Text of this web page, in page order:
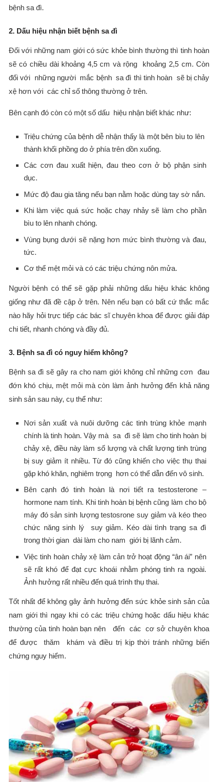
bệnh sa đì.
2. Dấu hiệu nhận biết bệnh sa đì
Đối với những nam giới có sức khỏe bình thường thì tinh hoàn
sẽ có chiều dài khoảng 4,5 cm và rộng khoảng 2,5 cm. Còn
đối với những người mắc bệnh sa đì thì tinh hoàn sẽ bị chảy
xệ hơn với các chỉ số thông thường ở trên.
Bên cạnh đó còn có một số dấu hiệu nhận biết khác như:
Triệu chứng của bệnh dễ nhận thấy là một bên bìu to lên
thành khối phồng do ở phía trên dồn xuống.
Các cơn đau xuất hiện, đau theo cơn ở bộ phận sinh
dục.
Mức độ đau gia tăng nếu bạn nằm hoặc dùng tay sờ nắn.
Khi làm việc quá sức hoặc chạy nhảy sẽ làm cho phần
bìu to lên nhanh chóng.
Vùng bụng dưới sẽ nặng hơn mức bình thường và đau,
tức.
Cơ thể mệt mỏi và có các triệu chứng nôn mửa.
Người bệnh có thể sẽ gặp phải những dấu hiệu khác không
giống như đã đề cập ở trên. Nên nếu bạn có bất cứ thắc mắc
nào hãy hỏi trực tiếp các bác sĩ chuyên khoa để được giải đáp
chi tiết, nhanh chóng và đầy đủ.
3. Bệnh sa đì có nguy hiểm không?
Bệnh sa đì sẽ gây ra cho nam giới không chỉ những cơn đau
đớn khó chịu, mệt mỏi mà còn làm ảnh hưởng đến khả năng
sinh sản sau này, cụ thể như:
Nơi sản xuất và nuôi dưỡng các tinh trùng khỏe mạnh
chính là tinh hoàn. Vậy mà sa đì sẽ làm cho tinh hoàn bị
chảy xệ, điều này làm số lượng và chất lượng tinh trùng
bị suy giảm ít nhiều. Từ đó cũng khiến cho việc thụ thai
gặp khó khăn, nghiêm trọng hơn có thể dẫn đến vô sinh.
Bên cạnh đó tinh hoàn là nơi tiết ra testosterone –
hormone nam tính. Khi tinh hoàn bị bệnh cũng làm cho bộ
máy đó sản sinh lượng testosrone suy giảm và kéo theo
chức năng sinh lý suy giảm. Kéo dài tình trạng sa đì
trong thời gian dài làm cho nam giới bị lãnh cảm.
Việc tinh hoàn chảy xệ làm cản trở hoạt động “ân ái” nên
sẽ rất khó để đạt cực khoái nhằm phóng tinh ra ngoài.
Ảnh hưởng rất nhiều đến quá trình thụ thai.
Tốt nhất để không gây ảnh hưởng đến sức khỏe sinh sản của
nam giới thì ngay khi có các triệu chứng hoặc dấu hiệu khác
thường của tinh hoàn bạn nên đến các cơ sở chuyên khoa
để được thăm khám và điều trị kịp thời tránh những biến
chứng nguy hiểm.